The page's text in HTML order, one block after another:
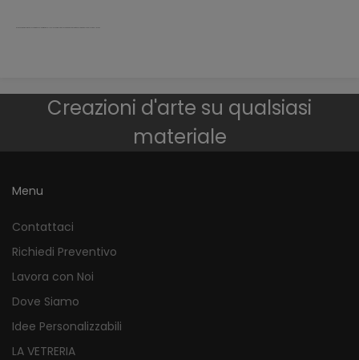
Creazioni d'arte su qualsiasi
materiale
Menu
Contattaci
Richiedi Preventivo
Lavora con Noi
Dove Siamo
Idee Personalizzabili
LA VETRERIA